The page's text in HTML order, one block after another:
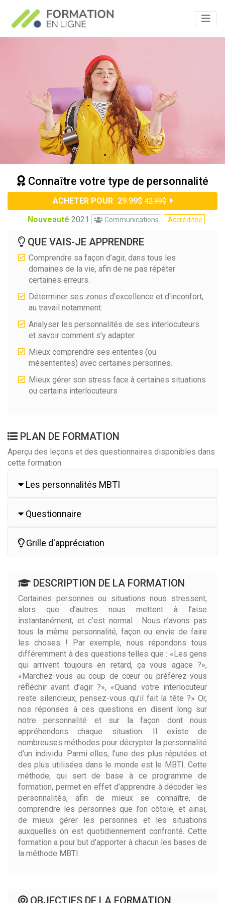
Connaître votre type de personnalité
ACHETER POUR 29.99$ 42.99$
Nouveauté 2021 Communications Accréditée
QUE VAIS-JE APPRENDRE
Comprendre sa façon d’agir, dans tous les
domaines de la vie, afin de ne pas répéter
certaines erreurs.
Déterminer ses zones d'excellence et d'inconfort,
au travail notamment.
Analyser les personnalités de ses interlocuteurs
et savoir comment s’y adapter.
Mieux comprendre ses ententes (ou
mésententes) avec certaines personnes.
Mieux gérer son stress face à certaines situations
ou certains interlocuteurs
PLAN DE FORMATION
Aperçu des leçons et des questionnaires disponibles dans
cette formation
Les personnalités MBTI
Questionnaire
Grille d'appréciation
DESCRIPTION DE LA FORMATION
Certaines personnes ou situations nous stressent,
alors que d’autres nous mettent à l’aise
instantanément, et c’est normal : Nous n’avons pas
tous la même personnalité, façon ou envie de faire
les choses ! Par exemple, nous répondons tous
différemment à des questions telles que : «Les gens
qui arrivent toujours en retard, ça vous agace ?»,
«Marchez-vous au coup de cœur ou préférez-vous
réfléchir avant d’agir ?», «Quand votre interlocuteur
reste silencieux, pensez-vous qu’il fait la tête ?» Or,
nos réponses à ces questions en disent long sur
notre personnalité et sur la façon dont nous
appréhendons chaque situation. Il existe de
nombreuses méthodes pour décrypter la personnalité
d’un individu. Parmi elles, l’une des plus réputées et
des plus utilisées dans le monde est le MBTI. Cette
méthode, qui sert de base à ce programme de
formation, permet en effet d’apprendre à décoder les
personnalités, afin de mieux se connaître, de
comprendre les personnes que l’on côtoie, et ainsi,
de mieux gérer les personnes et les situations
auxquelles on est quotidiennement confronté. Cette
formation a pour but d’apporter à chacun les bases de
la méthode MBTI.
OBJECTIFS DE LA FORMATION